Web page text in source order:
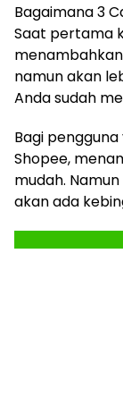
Bagaimana 3
Saat pertama
namun akan
Anda sudah
Bagi
Shopee,
mudah.
akan ada